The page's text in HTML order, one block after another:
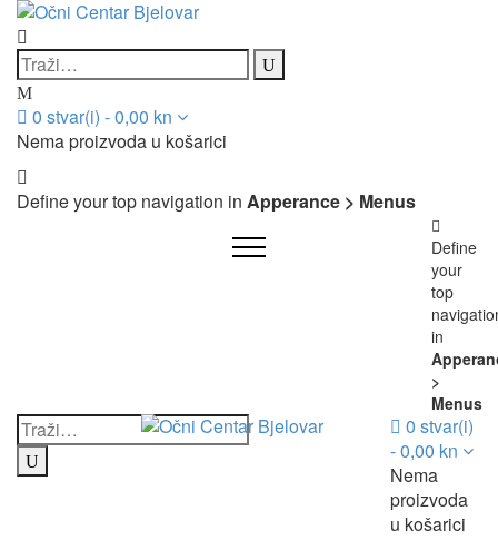
0 stvar(i) -0,00 kn
Nema proizvoda u košarici
Define your top navigation in Apperance > Menus
Define
your
top
in
>
Menus
0 stvar(i)
-0,00 kn
Nema
proizvoda
u košarici